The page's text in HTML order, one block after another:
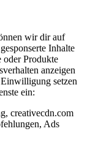
wir dir auf
Inhalte
oder Produkte
anzeigen
setzen
ein:
creativecdn.com
Ads